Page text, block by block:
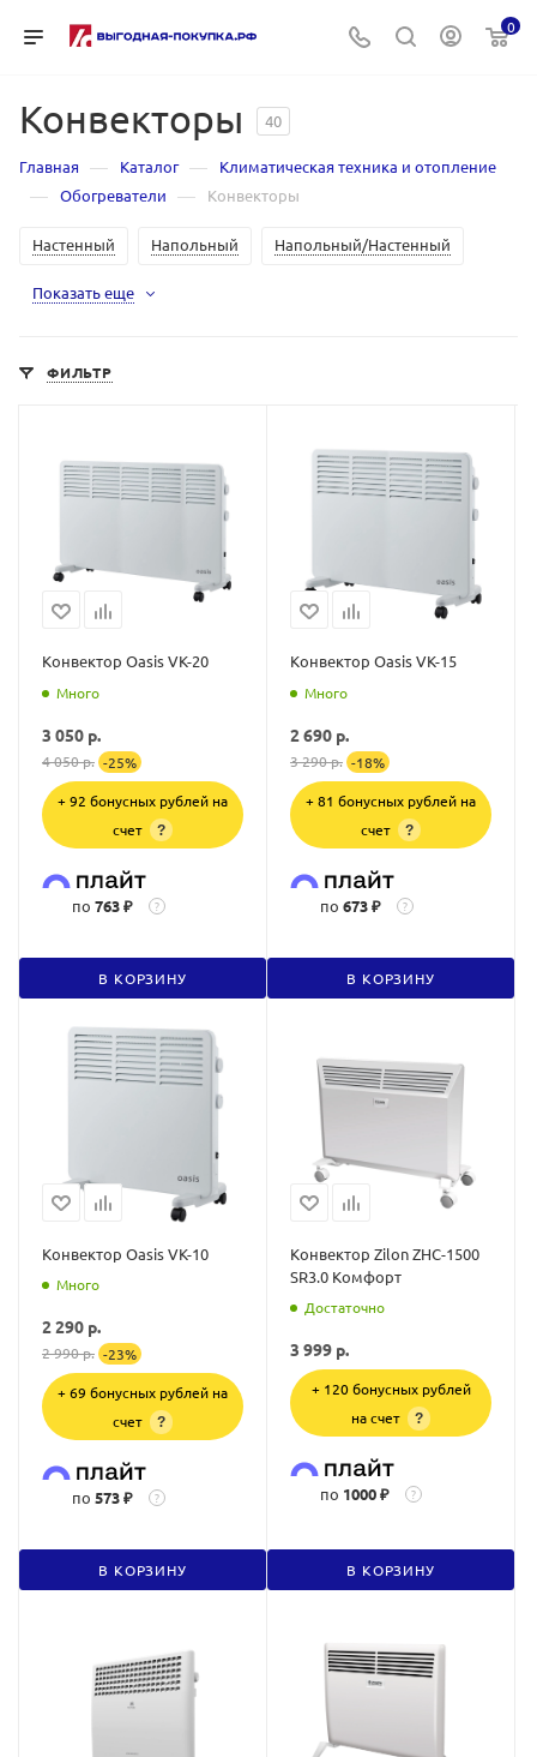
0
Конвекторы 40
Главная — Каталог — Климатическая техника и отопление
— Обогреватели — Конвекторы
Настенный Напольный Напольный/Настенный
Показать еще
ФИЛЬТР
Конвектор Oasis VK-20
Много
3 050 р.
4 050р. -25%
+ 92 бонусных рублей на
счет
?
по 763 ₽ ?
В КОРЗИНУ
Конвектор Oasis VK-15
Много
2 690 р.
3 290р. -18%
+ 81 бонусных рублей на
счет
?
по 673 ₽ ?
В КОРЗИНУ
Конвектор Oasis VK-10
Много
2 290 р.
2 990р. -23%
+ 69 бонусных рублей на
счет
?
по 573 ₽ ?
В КОРЗИНУ
Конвектор Zilon ZHC-1500
SR3.0 Комфорт
Достаточно
3 999 р.
+ 120 бонусных рублей
на счет
?
по 1000 ₽ ?
В КОРЗИНУ